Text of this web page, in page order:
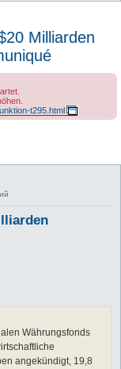
Milliarden
t295.html
Währungsfonds
angekündigt, 19,8